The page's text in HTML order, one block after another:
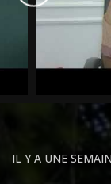
IL Y A UNE